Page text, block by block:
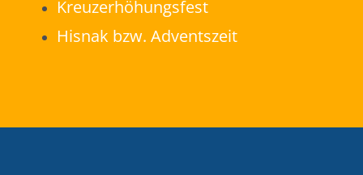
Kreuzerhöhungsfest
Hisnak bzw. Adventszeit